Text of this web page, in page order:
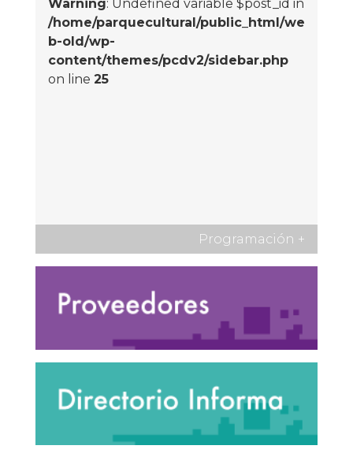
Warning: Undefined variable $post_id in
/home/parquecultural/public_html/we
b-old/wp-
content/themes/pcdv2/sidebar.php
on line 25
Programación +